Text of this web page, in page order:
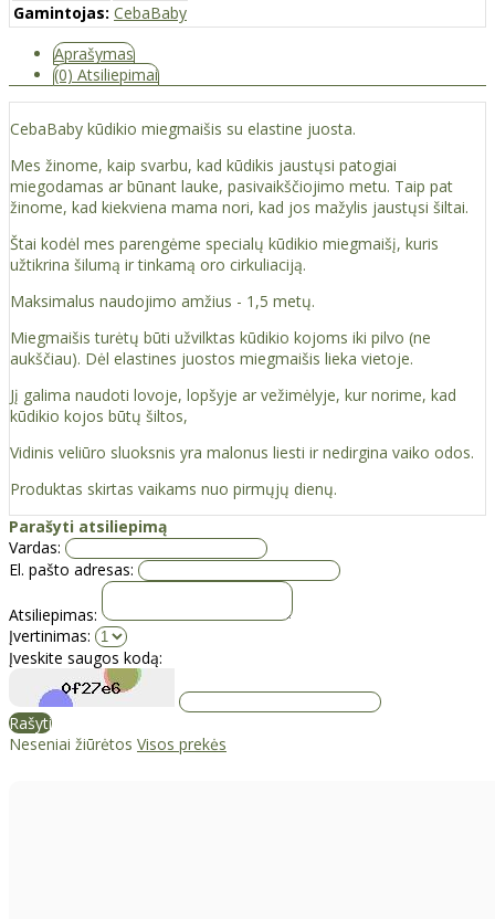
Gamintojas: CebaBaby
Aprašymas
(0) Atsiliepimai
CebaBaby kūdikio miegmaišis su elastine juosta.
Mes žinome, kaip svarbu, kad kūdikis jaustųsi patogiai
miegodamas ar būnant lauke, pasivaikščiojimo metu. Taip pat
žinome, kad kiekviena mama nori, kad jos mažylis jaustųsi šiltai.
Štai kodėl mes parengėme specialų kūdikio miegmaišį, kuris
užtikrina šilumą ir tinkamą oro cirkuliaciją.
Maksimalus naudojimo amžius - 1,5 metų.
Miegmaišis turėtų būti užvilktas kūdikio kojoms iki pilvo (ne
aukščiau). Dėl elastines juostos miegmaišis lieka vietoje.
Jį galima naudoti lovoje, lopšyje ar vežimėlyje, kur norime, kad
kūdikio kojos būtų šiltos,
Vidinis veliūro sluoksnis yra malonus liesti ir nedirgina vaiko odos.
Produktas skirtas vaikams nuo pirmųjų dienų.
Parašyti atsiliepimą
Vardas:
El. pašto adresas:
Atsiliepimas:
Įvertinimas:
Įveskite saugos kodą:
Rašyti
Neseniai žiūrėtos Visos prekės